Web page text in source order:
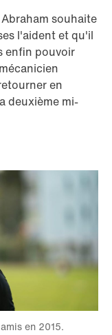
souhaite
l'aident et qu'il
enfin pouvoir
en
deuxième mi-
en 2015.